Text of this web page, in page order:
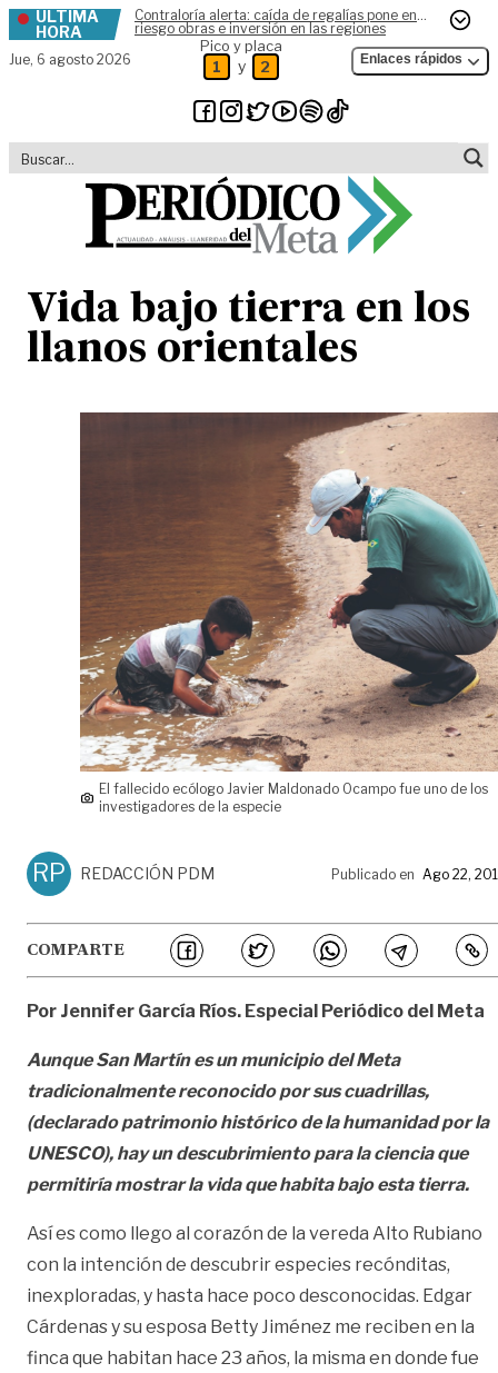
Skip to content
ÚLTIMA
HORA
Contraloría alerta: caída de regalías pone en
riesgo obras e inversión en las regiones
Jue, 6 agosto 2026
Pico y placa
1 y 2 Enlaces rápidos
Vida bajo tierra en los
llanos orientales
El fallecido ecólogo Javier Maldonado Ocampo fue uno de los
investigadores de la especie
RP REDACCIÓN PDM Publicado en Ago 22,
COMPARTE
Por Jennifer García Ríos. Especial Periódico del Meta
Aunque San Martín es un municipio del Meta
tradicionalmente reconocido por sus cuadrillas,
(declarado patrimonio histórico de la humanidad por la
UNESCO), hay un descubrimiento para la ciencia que
permitiría mostrar la vida que habita bajo esta tierra.
Así es como llego al corazón de la vereda Alto Rubiano
con la intención de descubrir especies recónditas,
inexploradas, y hasta hace poco desconocidas. Edgar
Cárdenas y su esposa Betty Jiménez me reciben en la
finca que habitan hace 23 años, la misma en donde fue